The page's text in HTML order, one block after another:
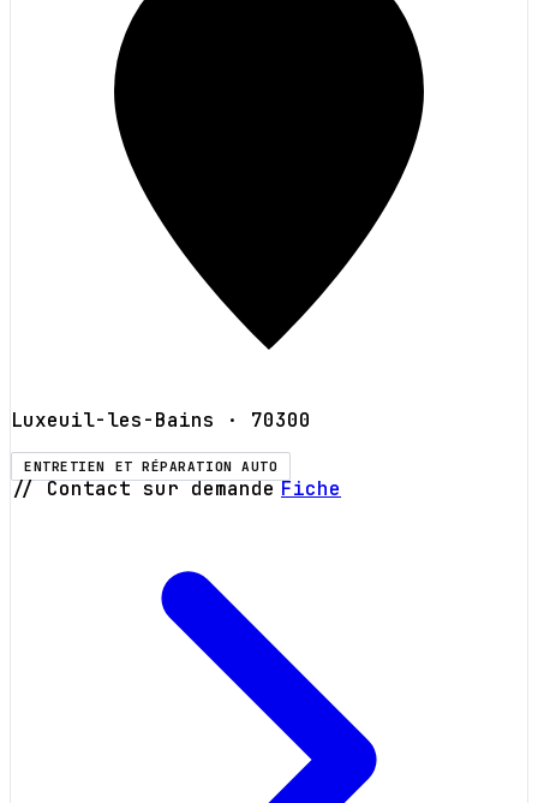
Luxeuil-les-Bains · 70300
ENTRETIEN ET RÉPARATION AUTO
// Contact sur demande Fiche